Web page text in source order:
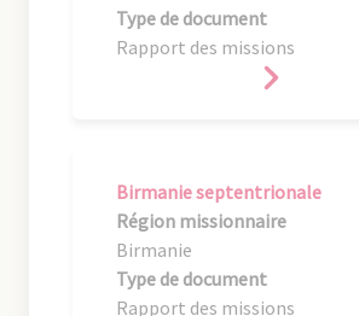
Type de document
Rapport des missions
Birmanie septentrionale
Région missionnaire
Birmanie
Type de document
Rapport des missions